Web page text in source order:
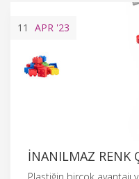
11 APR '23
İNANILMAZ RENK